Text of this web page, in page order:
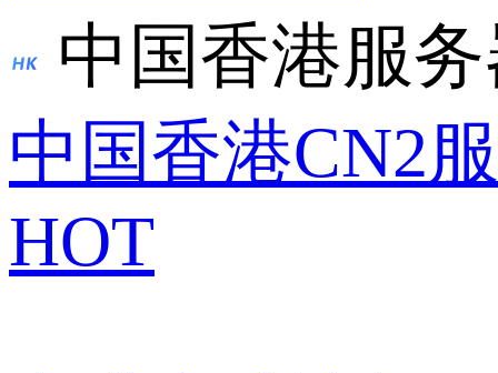
中国香港服
中国香港CN2
HOT